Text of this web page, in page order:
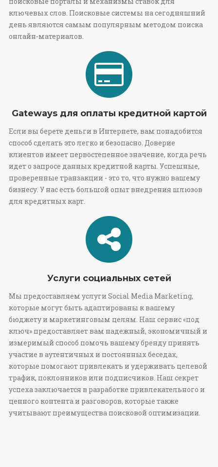
ключевых слов. Поисковые системы на сегодняшний
день являются самым популярным методом поиска
онлайн-материалов.
Gateways для оплаты кредитной картой
Если вы берете деньги в Интернете, вам понадобится
способ сделать это легко и безопасно. Доверие
клиентов имеет первостепенное значение, когда речь
идет о запросе данных кредитной карты. Успешные,
проверенные транзакции - это то, что нужно вашему
бизнесу. У нас есть большой опыт внедрения шлюзов
для кредитных карт.
Услуги социальных сетей
Мы предоставляем услуги Social Media Marketing,
которые могут быть адаптированы к вашему
бюджету и маркетинговым целям. Наш сервис «под
ключ» предоставляет вам надежный, экономичный и
измеримый способ помочь вашему бренду принять
участие в аутентичных и постоянных беседах,
которые помогают привлекать и удерживать целевой
трафик, поклонников или подписчиков. Наш секрет
успеха заключается в разработке привлекательного и
ценного контента и разговоров, которые также
учитывают преимущества поисковой оптимизации.